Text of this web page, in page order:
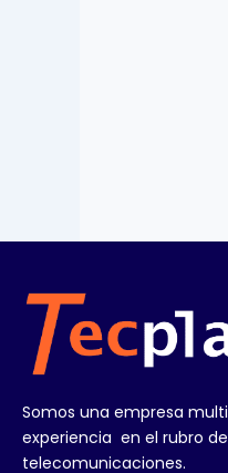
Somos una empresa
experiencia en el rubro
telecomunicaciones.